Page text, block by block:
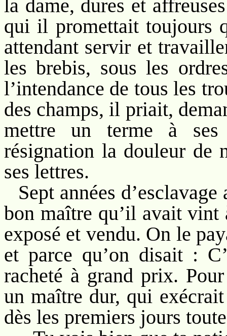
la dame, dures et
qui il promettait toujours
attendant servir et
les brebis, sous les
l’intendance de tous les
des champs, il priait,
mettre un terme à ses
résignation la douleur de
ses lettres.
Sept années
bon maître qu’il avait
exposé et vendu. On le
et parce qu’on disait :
racheté à grand prix.
un maître dur, qui
dès les premiers jours